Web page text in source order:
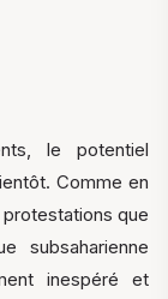
le potentiel
Comme en
que
subsaharienne
inespéré et